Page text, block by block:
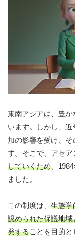
東南アジアは、豊
います。しかし、
加の影響を受け、
す。そこで、アセア
していくため 、
ました。
この制度は、 生態学
認められた保護地
発することを目的